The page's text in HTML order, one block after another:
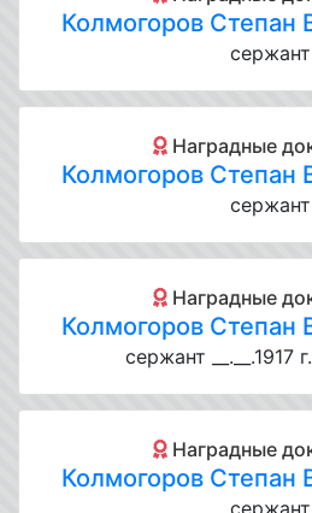
Колмогоров Степан
сержант
Наградные
Колмогоров Степан
сержант
Наградные
Колмогоров Степан
сержант __.__.1917
Наградные
Колмогоров Степан
сержант